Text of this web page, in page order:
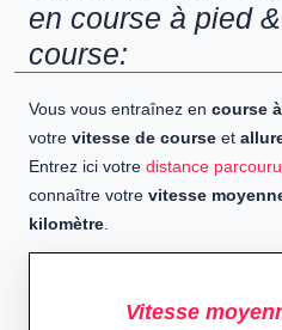
en course à pied
course:
Vous vous entraînez en course
votre vitesse de course et
Entrez ici votre distance
connaître votre vitesse
kilomètre
Vitesse